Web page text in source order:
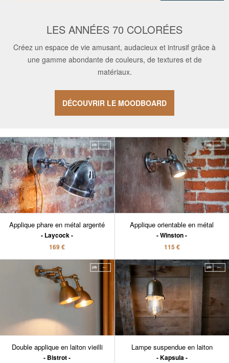
LES ANNÉES 70 COLORÉES
Créez un espace de vie amusant, audacieux et intrusif grâce à
une gamme abondante de couleurs, de textures et de
matériaux.
DÉCOUVRIR LE MOODBOARD
Applique phare en métal argenté
Laycock
169 €
Applique orientable en métal
Winston
115 €
Double applique en laiton vieilli
Bistrot
Lampe suspendue en laiton
Kapsula